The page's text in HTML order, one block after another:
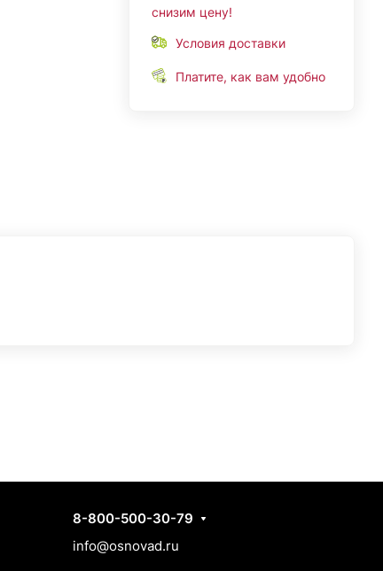
снизим цену!
Условия доставки
Платите, как вам удобно
8-800-500-30-79
info@osnovad.ru